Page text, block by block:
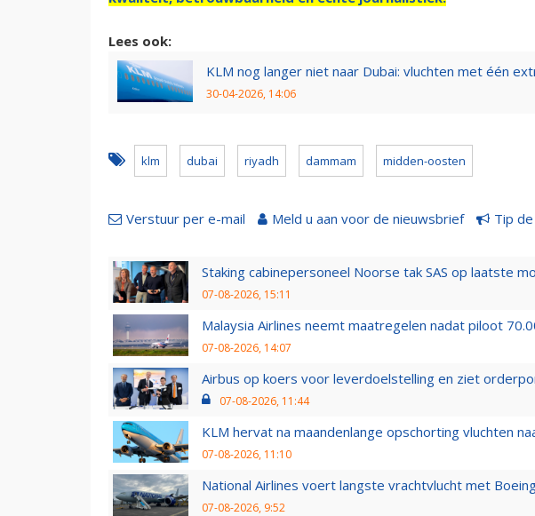
Lees ook:
KLM nog langer niet naar Dubai: vluchten met één
30-04-2026, 14:06
klm dubai riyadh dammam midden-oosten
Verstuur per e-mail Meld u aan voor de nieuwsbrief Tip
Staking cabinepersoneel Noorse tak SAS op laatste
07-08-2026, 15:11
Malaysia Airlines neemt maatregelen nadat piloot
07-08-2026, 14:07
Airbus op koers voor leverdoelstelling en ziet
07-08-2026, 11:44
KLM hervat na maandenlange opschorting vluchten
07-08-2026, 11:10
National Airlines voert langste vrachtvlucht met
07-08-2026, 9:52